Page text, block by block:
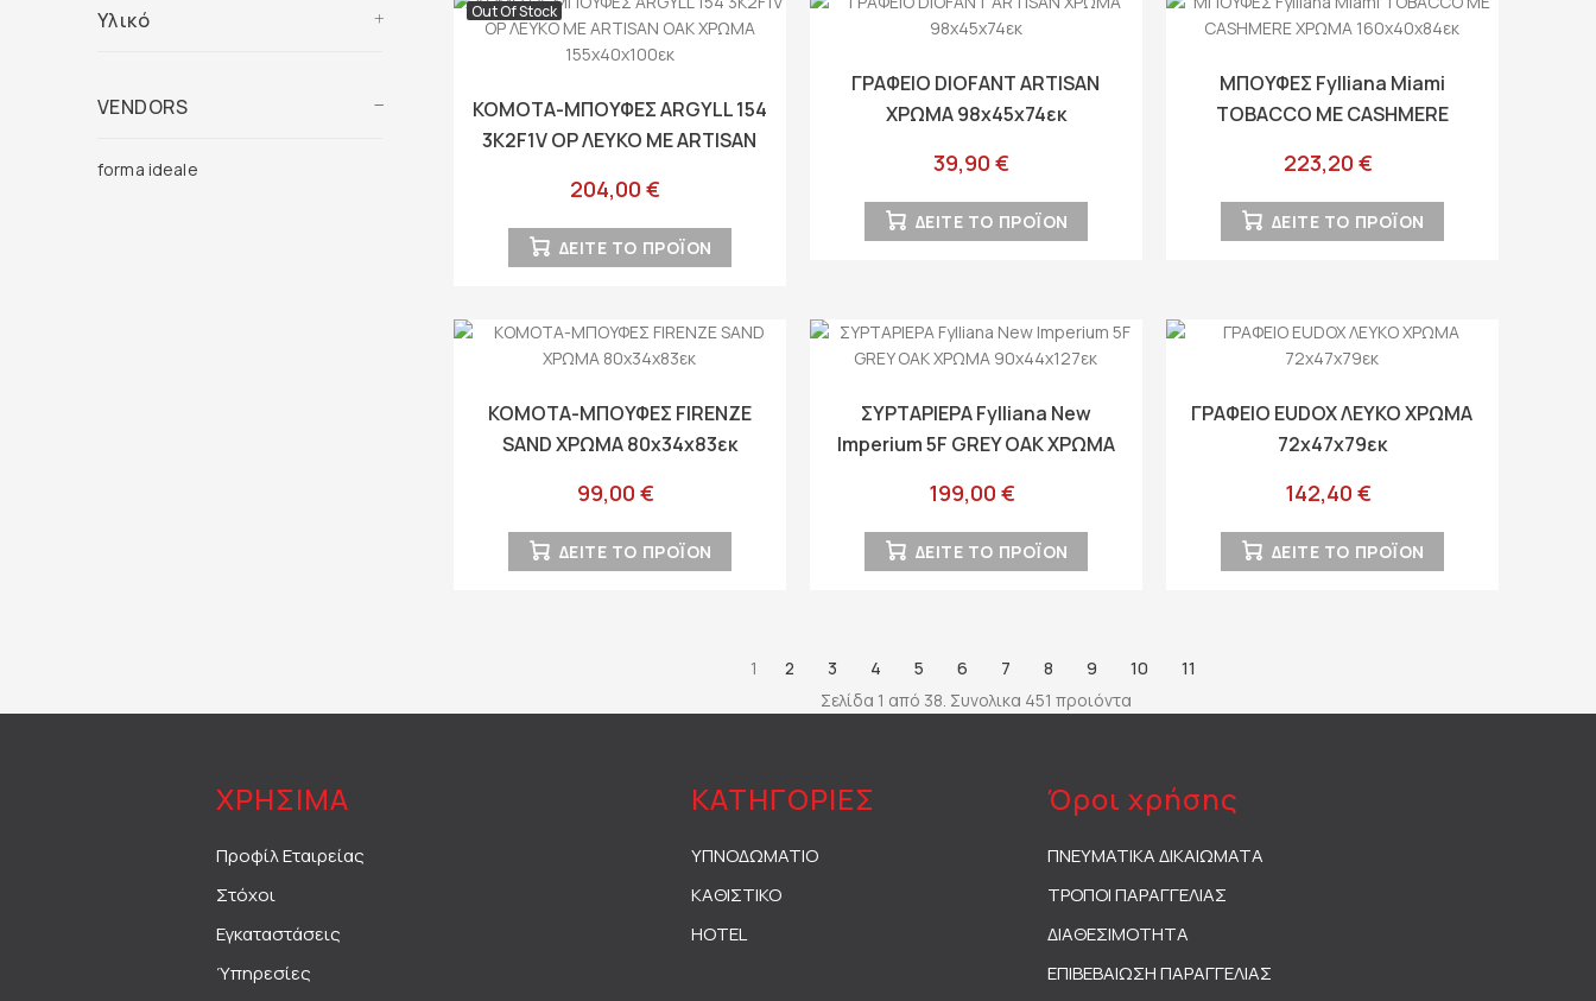
Υλικό
VENDORS
forma ideale
Out Of Stock
ΚΟΜΟΤΑ-ΜΠΟΥΦΕΣ ARGYLL 154
3K2F1V OP ΛΕΥΚΟ ΜΕ ARTISAN
204,00 €
ΔΕΙΤΕ ΤΟ ΠΡΟΪΟΝ
ΓΡΑΦΕΙΟ DIOFANT ARTISAN
ΧΡΩΜΑ 98x45x74εκ
39,90 €
ΔΕΙΤΕ ΤΟ ΠΡΟΪΟΝ
ΜΠΟΥΦΕΣ Fylliana Miami
TOBACCO ΜΕ CASHMERE
223,20 €
ΔΕΙΤΕ ΤΟ ΠΡΟΪΟΝ
ΚΟΜΟΤΑ-ΜΠΟΥΦΕΣ FIRENZE
SAND ΧΡΩΜΑ 80x34x83εκ
99,00 €
ΔΕΙΤΕ ΤΟ ΠΡΟΪΟΝ
ΣΥΡΤΑΡΙΕΡΑ Fylliana New
Imperium 5F GREY OAK ΧΡΩΜΑ
199,00 €
ΔΕΙΤΕ ΤΟ ΠΡΟΪΟΝ
ΓΡΑΦΕΙΟ EUDOX ΛΕΥΚΟ ΧΡΩΜΑ
72x47x79εκ
142,40 €
ΔΕΙΤΕ ΤΟ ΠΡΟΪΟΝ
1 2 3 4 5 6 7 8 9 10
11
Σελίδα 1 από 38. Συνολικα 451 προιόντα
ΧΡΗΣΙΜΑ
Προφίλ Εταιρείας
Στόχοι
Εγκαταστάσεις
Ύπηρεσίες
ΚΑΤΗΓΟΡΙΕΣ
ΥΠΝΟΔΩΜΑΤΙΟ
ΚΑΘΙΣΤΙΚΟ
HOTEL
Όροι χρήσης
ΠΝΕΥΜΑΤΙΚΑ ΔΙΚΑΙΩΜΑΤΑ
ΤΡΟΠΟΙ ΠΑΡΑΓΓΕΛΙΑΣ
ΔΙΑΘΕΣΙΜΟΤΗΤΑ
ΕΠΙΒΕΒΑΙΩΣΗ ΠΑΡΑΓΓΕΛΙΑΣ